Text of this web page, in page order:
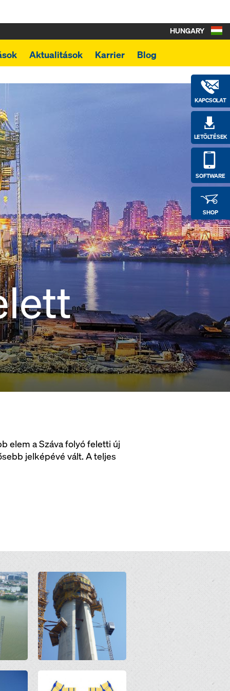
Aktualitások Karrier Blog
KAPCSOLAT
LETÖLTÉSEK
SOFTWARE
SHOP
HUNGARY
elem a Száva folyó feletti új
jelképévé vált. A teljes
Open